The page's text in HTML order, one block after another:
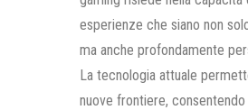
esperienze che siano non
ma anche profondamente
La tecnologia attuale
nuove frontiere,